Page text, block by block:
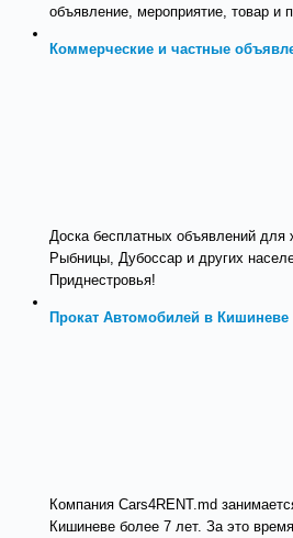
объявление, мероприятие, товар и
Коммерческие и частные
Доска бесплатных объявлений для
Рыбницы, Дубоссар и других
Приднестровья!
Прокат Автомобилей в
Компания Cars4RENT.md
Кишиневе более 7 лет. За это